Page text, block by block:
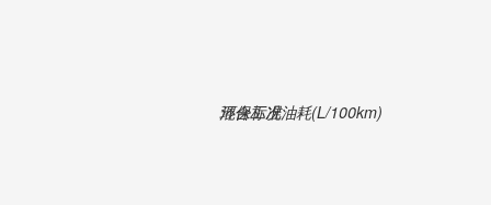
混合工况油耗(L/100km)
环保标准